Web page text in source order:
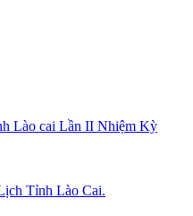
Lào cai Lần II Nhiệm Kỳ
Tỉnh Lào Cai.